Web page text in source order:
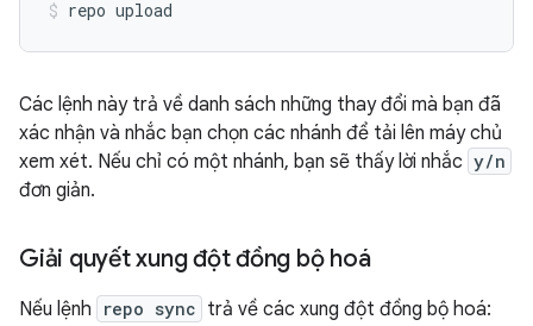
repo upload
Các lệnh này trả về danh sách những thay đổi mà bạn đã
xác nhận và nhắc bạn chọn các nhánh để tải lên máy chủ
xem xét. Nếu chỉ có một nhánh, bạn sẽ thấy lời nhắc y/n
đơn giản.
Giải quyết xung đột đồng bộ hoá
Nếu lệnh repo sync trả về các xung đột đồng bộ hoá: